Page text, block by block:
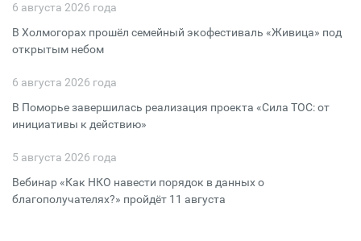
6 августа 2026 года
В Холмогорах прошёл семейный экофестиваль «Живица» под
открытым небом
6 августа 2026 года
В Поморье завершилась реализация проекта «Сила ТОС: от
инициативы к действию»
5 августа 2026 года
Вебинар «Как НКО навести порядок в данных о
благополучателях?» пройдёт 11 августа